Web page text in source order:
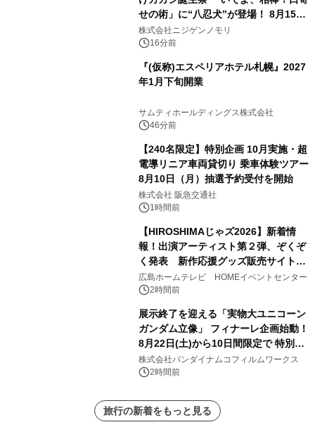
せの術」に“八忍犬”が登場！ 8月15日
（土）より期間限定開催
株式会社ニジゲンノモリ
16分前
『(仮称)エスペリアホテル札幌』2027
年1月下旬開業
サムティホールディングス株式会社
46分前
【240名限定】特別企画 10月実施・超
電導リニア車両貸切り 乗車体験ツアー
8月10日（月）抽選予約受付を開始
株式会社 阪急交通社
1時間前
【HIROSHIMAじゃズ2026】新着情
報！出演アーティスト第２弾、ぞくぞ
く発表 新作応援グッズ販売サイトも
同時オープンします！
広島ホームテレビ HOMEイベントセンター
2時間前
展示終了を迎える「実物大ユニコーン
ガンダム立像」 フィナーレ企画始動！
8月22日(土)から10日間限定で 特別映
像『UNICORN GUNDAM Statue ―
BEYOND POSSIBILITY ―』を上映！
株式会社バンダイナムコフィルムワークス
2時間前
旅行の新着をもっと見る